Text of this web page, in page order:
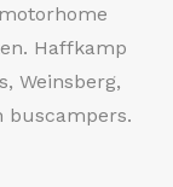
Haffkamp
Weinsberg,
buscampers.